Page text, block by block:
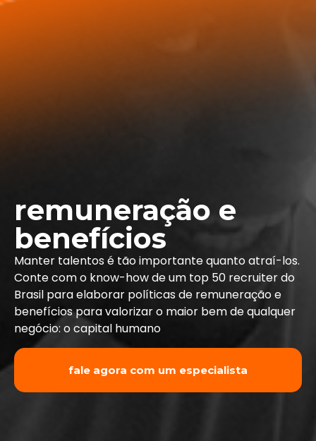
remuneração e
benefícios
Manter talentos é tão importante quanto atraí-los.
Conte com o know-how de um top 50 recruiter do
Brasil para elaborar políticas de remuneração e
benefícios para valorizar o maior bem de qualquer
negócio: o capital humano
fale agora com um especialista